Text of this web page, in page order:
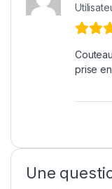
prise
Une